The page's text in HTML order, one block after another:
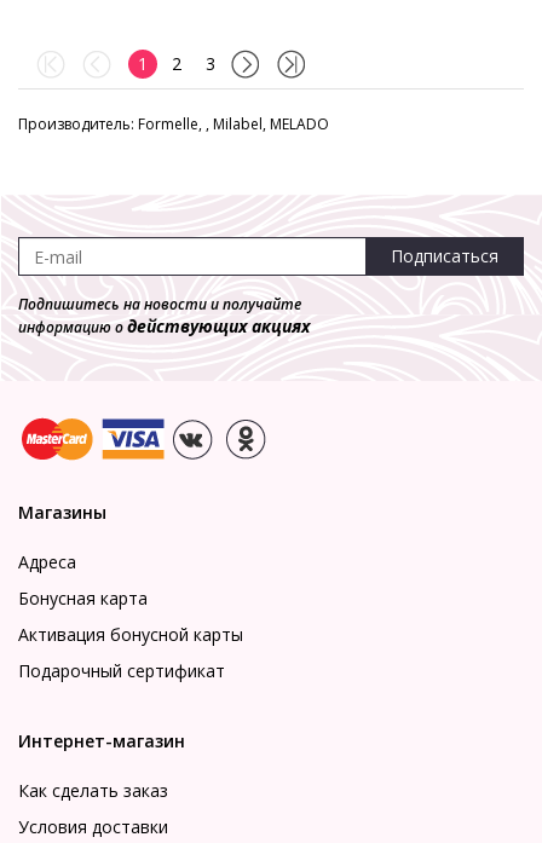
1 2 3
Производитель: Formelle, , Milabel, MELADO
Подписаться
Подпишитесь на новости и получайте
информацию одействующих акциях
Магазины
Адреса
Бонусная карта
Активация бонусной карты
Подарочный сертификат
Интернет-магазин
Как сделать заказ
Условия доставки